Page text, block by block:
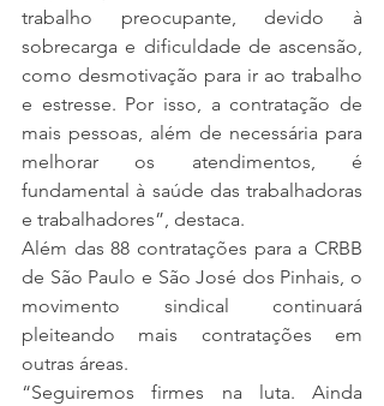
trabalho preocupante, devido à
sobrecarga e dificuldade de ascensão,
como desmotivação para ir ao trabalho
e estresse. Por isso, a contratação de
mais pessoas, além de necessária para
melhorar os atendimentos, é
fundamental à saúde das trabalhadoras
e trabalhadores”, destaca.
Além das 88 contratações para a CRBB
de São Paulo e São José dos Pinhais, o
movimento sindical continuará
pleiteando mais contratações em
outras áreas.
“Seguiremos firmes na luta. Ainda